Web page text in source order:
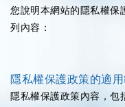
您說明本網站的隱私權保
列內容：
隱私權保護政策的適用
隱私權保護政策內容，包